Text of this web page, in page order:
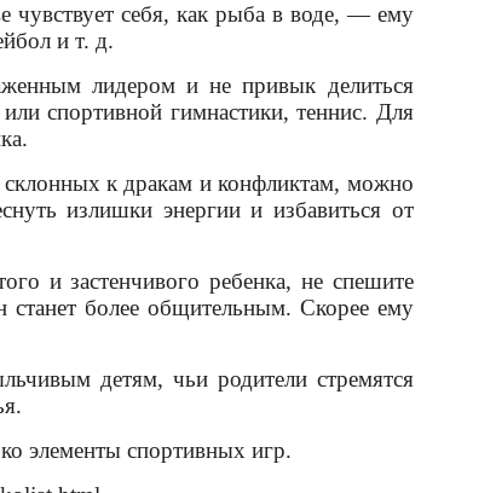
себя, как рыба в воде, — ему
и т. д.
лидером и не привык делиться
спортивной гимнастики, теннис. Для
склонных к дракам и конфликтам, можно
излишки энергии и избавиться от
и застенчивого ребенка, не спешите
более общительным. Скорее ему
детям, чьи родители стремятся
элементы спортивных игр.